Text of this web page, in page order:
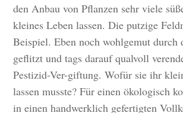
den Anbau von Pflanzen sehr viele
kleines Leben lassen. Die putzige
Beispiel. Eben noch wohlgemut durch
geflitzt und tags darauf qualvoll
Pestizid-Ver-giftung. Wofür sie ihr
lassen musste? Für einen ökologisch
in einen handwerklich gefertigten